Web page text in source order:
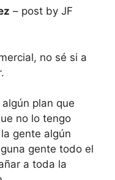
– post by JF
no sé si a
plan que
no lo tengo
gente algún
gente todo el
a toda la